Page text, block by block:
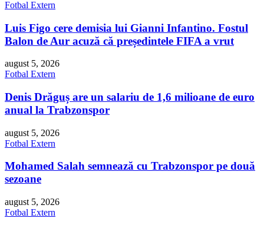
Fotbal Extern
Luis Figo cere demisia lui Gianni Infantino. Fostul
Balon de Aur acuză că președintele FIFA a vrut
august 5, 2026
Fotbal Extern
Denis Drăguș are un salariu de 1,6 milioane de euro
anual la Trabzonspor
august 5, 2026
Fotbal Extern
Mohamed Salah semnează cu Trabzonspor pe două
sezoane
august 5, 2026
Fotbal Extern